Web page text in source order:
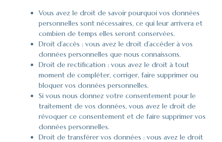
Vous avez le droit de savoir pourquoi vos données
personnelles sont nécessaires, ce qui leur arrivera et
combien de temps elles seront conservées.
Droit d’accès : vous avez le droit d’accéder à vos
données personnelles que nous connaissons.
Droit de rectification : vous avez le droit à tout
moment de compléter, corriger, faire supprimer ou
bloquer vos données personnelles.
Si vous nous donnez votre consentement pour le
traitement de vos données, vous avez le droit de
révoquer ce consentement et de faire supprimer vos
données personnelles.
Droit de transférer vos données : vous avez le droit